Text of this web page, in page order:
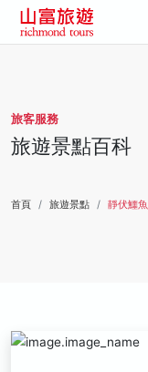
旅客服務
旅遊景點百科
首頁 旅遊景點 靜伏鱷魚